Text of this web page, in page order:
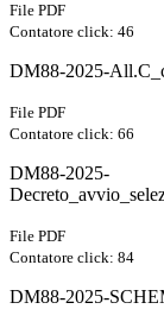
File PDF
Contatore click: 46
DM88-2025-
File PDF
Contatore click: 66
DM88-2025-
File PDF
Contatore click: 84
DM88-2025-